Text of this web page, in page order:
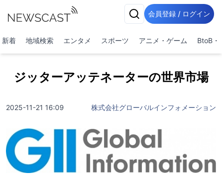
会員登録 / ログイン
新着 地域検索 エンタメ スポーツ アニメ・ゲーム BtoB・
ジッターアッテネーターの世界市場
2025-11-21 16:09 株式会社グローバルインフォメーション